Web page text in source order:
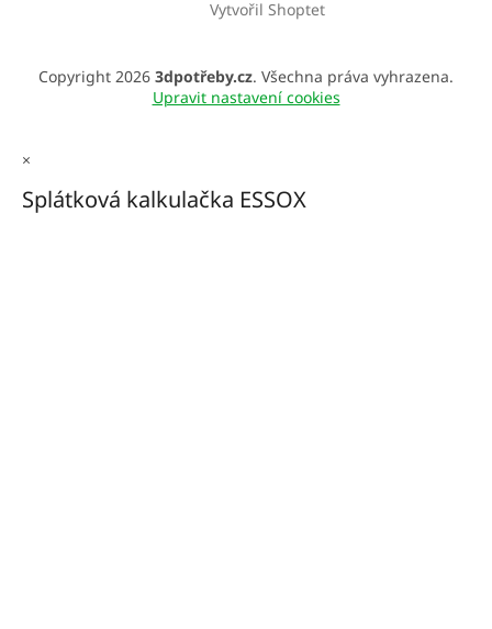
Vytvořil Shoptet
Copyright 2026 3dpotřeby.cz. Všechna práva vyhrazena.
Upravit nastavení cookies
×
Splátková kalkulačka ESSOX